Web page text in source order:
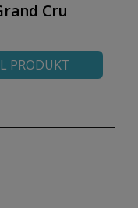
Cru
PRODUKT